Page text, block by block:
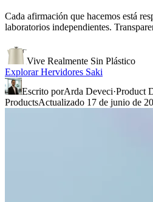
Cada afirmación que hacemos está
laboratorios independientes.
Vive Realmente Sin Plástico
Explorar Hervidores Saki
Escrito porArda Deveci·Product
ProductsActualizado 17 de junio de